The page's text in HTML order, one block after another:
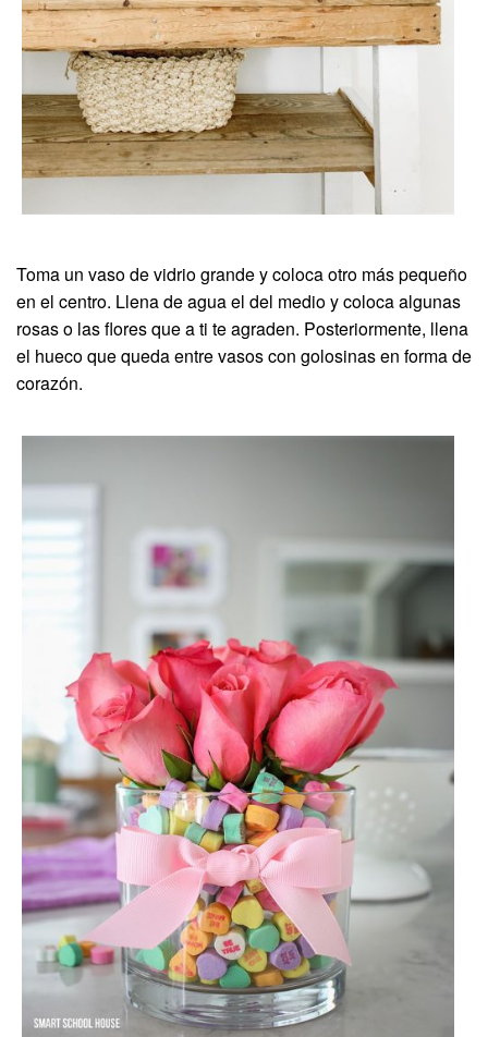
Toma un vaso de vidrio grande y coloca otro más pequeño
en el centro. Llena de agua el del medio y coloca algunas
rosas o las flores que a ti te agraden. Posteriormente, llena
el hueco que queda entre vasos con golosinas en forma de
corazón.